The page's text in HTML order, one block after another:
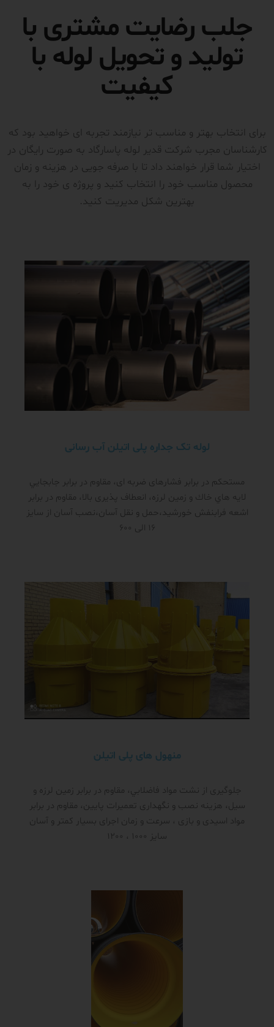
جلب رضایت مشتری با
تولید و تحویل لوله با
کیفیت
برای انتخاب بهتر و مناسب تر نیازمند تجربه ای خواهید بود که
کارشناسان مجرب شرکت قدیر لوله پاسارگاد به صورت رایگان در
اختیار شما قرار خواهند داد تا با صرفه جویی در هزینه و زمان
محصول مناسب خود را انتخاب کنید و پروژه ی خود را به
بهترین شکل مدیریت کنید.
لوله تک جداره پلی اتیلن آب رسانی
مستحکم در برابر فشار‌های ضربه ای، مقاوم در برابر جابجايي
لايه هاي خاك و زمين لرزه، انعطاف پذیری بالا، مقاوم در برابر
اشعه فرابنفش خورشید،حمل و نقل آسان،نصب آسان از سایز
16 الی 600
منهول های پلی اتیلن
جلوگیری از نشت مواد فاضلابي، مقاوم در برابر زمین لرزه و
سیل، هزینه نصب و نگهداری تعمیرات پایین، مقاوم در برابر
مواد اسیدی و بازی ، سرعت و زمان اجرای بسیار کمتر و آسان
سایز 1000 ، 1200